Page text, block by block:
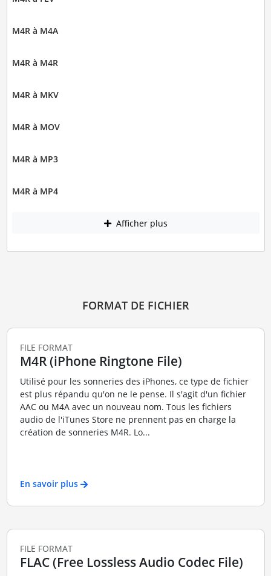
M4R à M4A
M4R à M4R
M4R à MKV
M4R à MOV
M4R à MP3
M4R à MP4
Afficher plus
FORMAT DE FICHIER
FILE FORMAT
M4R (iPhone Ringtone File)
Utilisé pour les sonneries des iPhones, ce type de fichier
est plus répandu qu'on ne le pense. Il s'agit d'un fichier
AAC ou M4A avec un nouveau nom. Tous les fichiers
audio de l'iTunes Store ne prennent pas en charge la
création de sonneries M4R. Lo...
En savoir plus
FILE FORMAT
FLAC (Free Lossless Audio Codec File)